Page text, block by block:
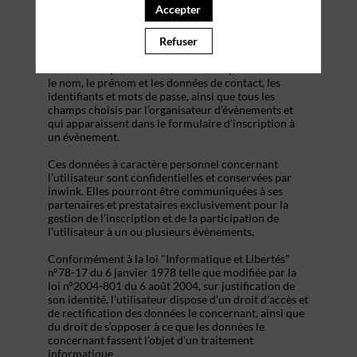
évènement, et de consulter les informations relatives
à l’organisation pratique et logistique d’un
le nom, le prénom et les données de contact, les
identifiants et mots de passe, ainsi que tous les
champs choisis par l’organisateur d’évènements et
qui apparaissent dans le formulaire d’inscription à
un évènement.
Ces données à caractère personnel concernant
l’utilisateur sont confidentielles et conservées par
inwink. Elles pourront être communiquées à ses
partenaires et prestataires exclusivement pour la
gestion de l’inscription et de la participation de
l’utilisateur à un ou plusieurs évènements.
Conformément à la loi "Informatique et Libertés"
n°78-17 du 6 janvier 1978 telle que modifiée par la
loi n°2004-801 du 6 août 2004, sur justification de
son identité, l’utilisateur dispose d'un droit d'accès et
de rectification des données le concernant, ainsi que
du droit de s’opposer à ce que les données le
concernant fassent l'objet d'un traitement
informatique
Accepter
Refuser